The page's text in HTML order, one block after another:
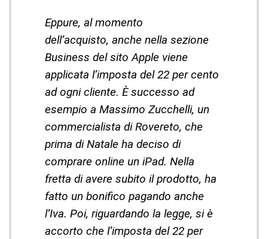
Eppure, al momento
dell’acquisto, anche nella sezione
Business del sito Apple viene
applicata l’imposta del 22 per cento
ad ogni cliente. È successo ad
esempio a Massimo Zucchelli, un
commercialista di Rovereto, che
prima di Natale ha deciso di
comprare online un iPad. Nella
fretta di avere subito il prodotto, ha
fatto un bonifico pagando anche
l’Iva. Poi, riguardando la legge, si è
accorto che l’imposta del 22 per